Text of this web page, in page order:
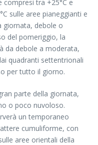
tra +25°C e
sulle aree pianeggianti e
giornata, debole o
del pomeriggio, la
da debole a moderata,
quadranti settentrionali
per tutto il giorno.
parte della giornata,
o poco nuvoloso.
un temporaneo
cumuliforme, con
aree orientali della